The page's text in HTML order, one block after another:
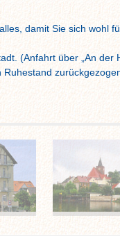
damit Sie sich wohl
(Anfahrt über „An der